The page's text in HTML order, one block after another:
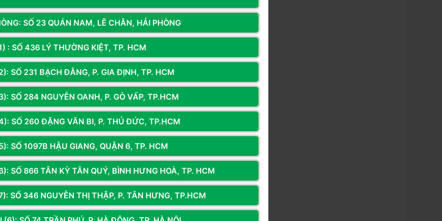
ARGBlà hệ thống quạt kép với đèn ARGB (Addressable
đồng bộ với các linh kiện khác trong hệ thống.
không chỉ cung cấp luồng không khí mạnh
của bạn với ánh sáng ARGB đa dạng.
tốc độ từ 300±200 đến 2000±10% RPM, mang lại sự cân
lượng khí tối đa 58CFM, nhiệt nóng được đẩy ra ngoài hiệu
kế để tương thích với nhiều nền tảng CPU phổ biến trên
hệ thống mới.
x cao), tản nhiệt này phù hợp với hầu hết các vỏ case PC
Tương thích AMD
Đèn LED
Sản phẩm đã xem
SỐ 23 QUÁN NAM, LÊ CHÂN, HẢI PHÒNG
: SỐ 436 LÝ THƯỜNG KIỆT, TP. HCM
SỐ 231 BẠCH ĐẰNG, P. GIA ĐỊNH, TP. HCM
SỐ 284 NGUYỄN OANH, P. GÒ VẤP, TP.HCM
SỐ 260 ĐẶNG VĂN BI, P. THỦ ĐỨC, TP.HCM
SỐ 1097B HẬU GIANG, QUẬN 6, TP. HCM
SỐ 866 TÂN KỲ TÂN QUÝ, BÌNH HƯNG HOÀ, TP. HCM
SỐ 346 NGUYỄN THỊ THẬP, P. TÂN HƯNG, TP.HCM